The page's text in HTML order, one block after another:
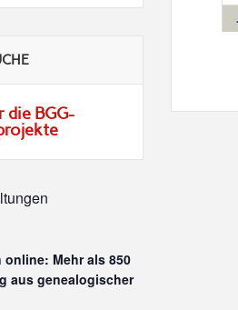
die BGG-
Mehr als 850
aus genealogischer